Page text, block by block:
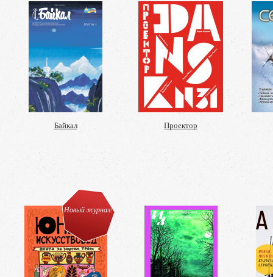
Байкал Проектор
Новый журнал!